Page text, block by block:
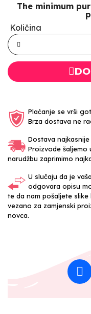
The minimum
Količina
Plaćanje se vrši
Brza dostava ne
Dostava
Proizvode šaljemo
narudžbu zaprimimo
U slučaju da je
odgovara opisu
te da nam pošaljete
vezano za zamjenski
novca.